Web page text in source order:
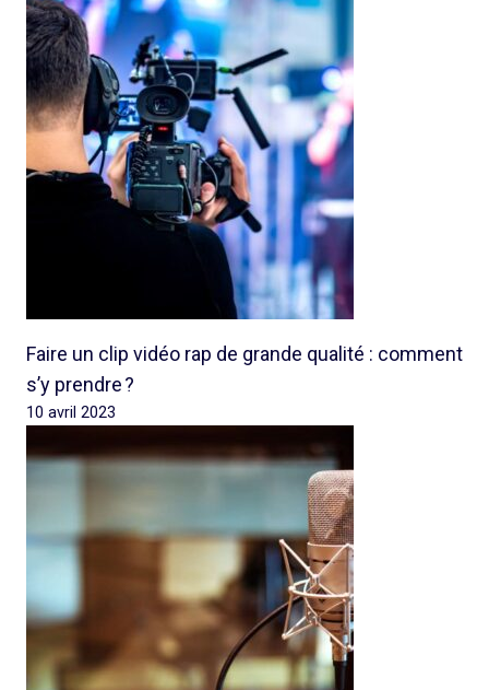
Faire un clip vidéo rap de grande qualité : comment
s’y prendre ?
10 avril 2023